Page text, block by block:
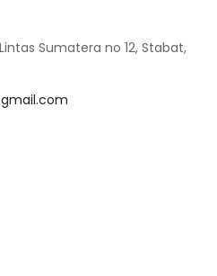
Sumatera no 12, Stabat,